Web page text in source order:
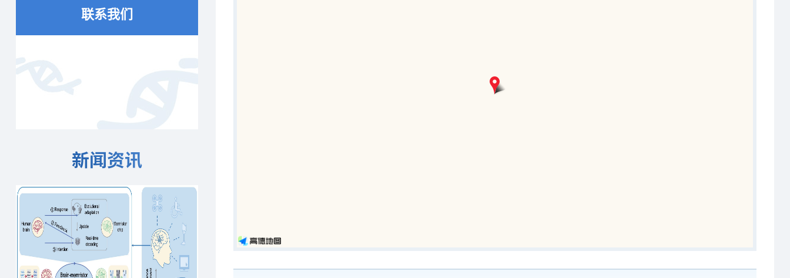
联系我们
新闻资讯